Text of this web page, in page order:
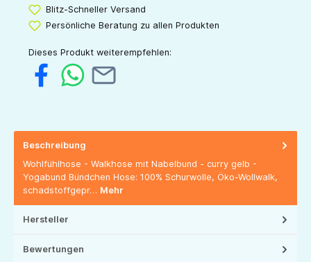
Blitz-Schneller Versand
Persönliche Beratung zu allen Produkten
Dieses Produkt weiterempfehlen:
Beschreibung
Wohlfühlhose - Walkhose mit Nabelbund - curry gelb -
Yogabund Bündchen Hose: 100% Schurwolle, Öko-Wollwalk,
schadstoffgepr… Mehr
Hersteller
Bewertungen